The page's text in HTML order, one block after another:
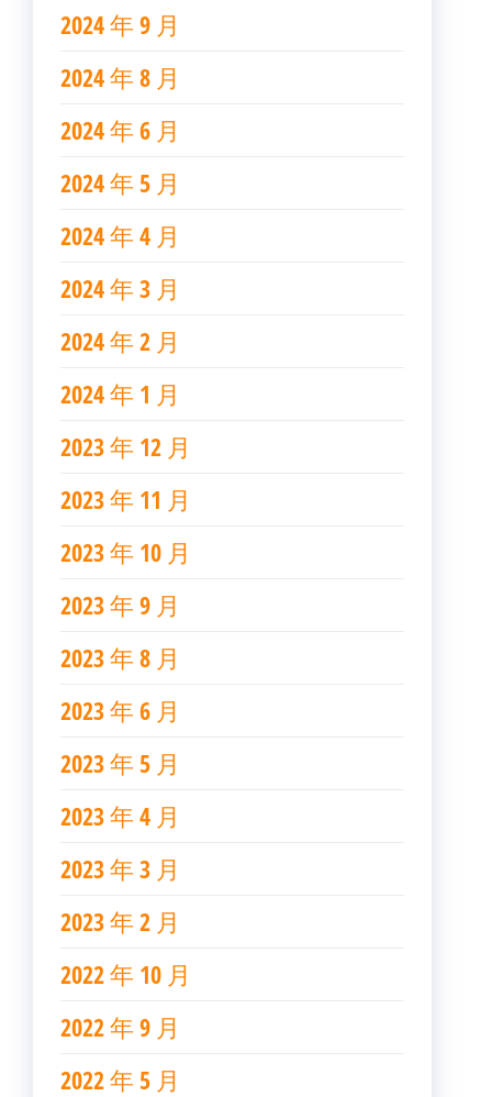
2024 年 9 月
2024 年 8 月
2024 年 6 月
2024 年 5 月
2024 年 4 月
2024 年 3 月
2024 年 2 月
2024 年 1 月
2023 年 12 月
2023 年 11 月
2023 年 10 月
2023 年 9 月
2023 年 8 月
2023 年 6 月
2023 年 5 月
2023 年 4 月
2023 年 3 月
2023 年 2 月
2022 年 10 月
2022 年 9 月
2022 年 5 月